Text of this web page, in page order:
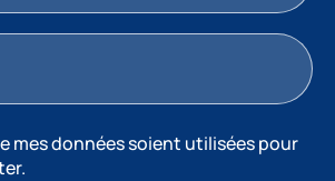
mes données soient utilisées pour